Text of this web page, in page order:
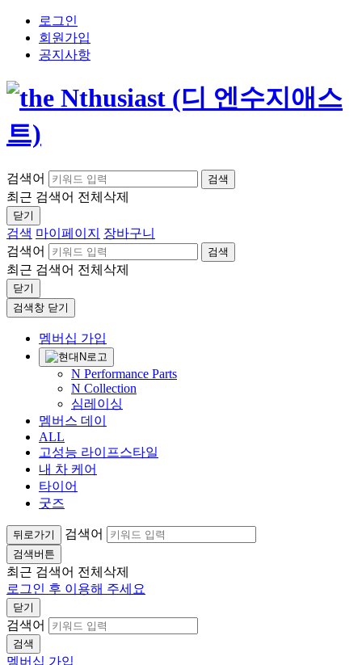
로그인
회원가입
공지사항
검색어 검색
최근 검색어 전체삭제
닫기
검색 마이페이지
장바구니
검색어
검색
최근 검색어 전체삭제
닫기
검색창 닫기
멤버십 가입
N Performance Parts
N Collection
심레이싱
멤버스 데이
ALL
고성능 라이프스타일
내 차 케어
타이어
굿즈
뒤로가기 검색어
검색버튼
최근 검색어 전체삭제
로그인 후 이용해 주세요
닫기
검색어
검색
멤버십 가입